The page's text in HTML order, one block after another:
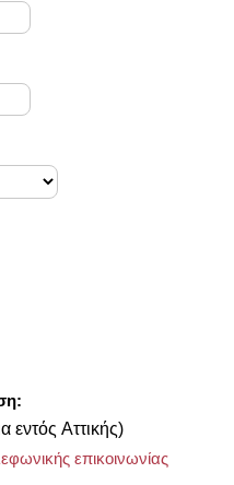
εντός Αττικής)
επικοινωνίας